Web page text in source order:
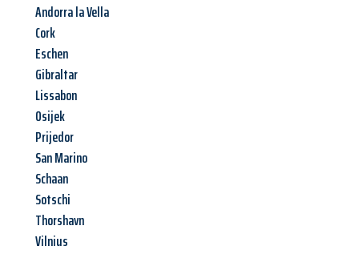
Andorra la Vella
Cork
Eschen
Gibraltar
Lissabon
Osijek
Prijedor
San Marino
Schaan
Sotschi
Thorshavn
Vilnius